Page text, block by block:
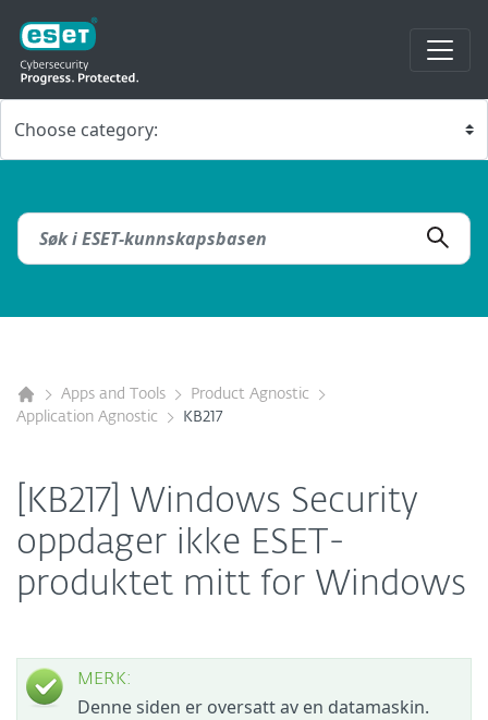
Apps and Tools
Product Agnostic
Application Agnostic
KB217
[KB217] Windows Security
oppdager ikke ESET-
produktet mitt for Windows
MERK:
Denne siden er oversatt av en datamaskin.